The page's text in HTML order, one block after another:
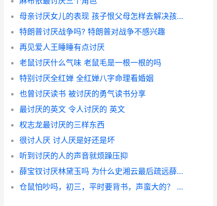
母亲讨厌女儿的表现 孩子恨父母怎样去解决孩子的心理
特朗普讨厌战争吗? 特朗普对战争不感兴趣
再见爱人王睡睡有点讨厌
老鼠讨厌什么气味 老鼠毛是一根一根的吗
特别讨厌全红婵 全红婵八字命理看婚姻
也曾讨厌读书 被讨厌的勇气读书分享
最讨厌的英文 令人讨厌的 英文
权志龙最讨厌的三样东西
很讨人厌 讨人厌是好还是坏
听到讨厌的人的声音就烦躁压抑
薛宝钗讨厌林黛玉吗 为什么史湘云最后疏远薛宝钗
仓鼠怕吵吗，初三，平时要背书，声蛮大的？ 仓鼠讨厌主人的征兆